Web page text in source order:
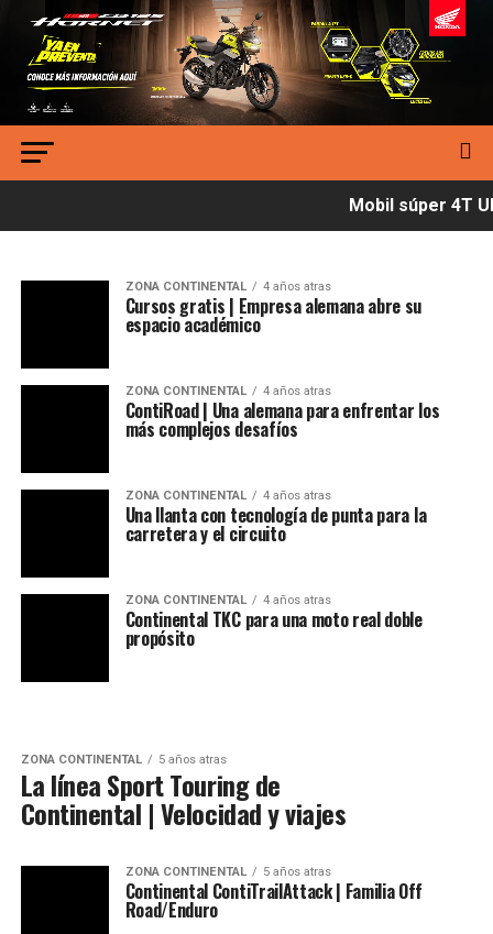
Mobil súper 4T
ZONA CONTINENTAL 4 años atras
Cursos gratis | Empresa alemana abre su
espacio académico
ZONA CONTINENTAL 4 años atras
ContiRoad | Una alemana para enfrentar los
más complejos desafíos
ZONA CONTINENTAL 4 años atras
Una llanta con tecnología de punta para la
carretera y el circuito
ZONA CONTINENTAL 4 años atras
Continental TKC para una moto real doble
propósito
ZONA CONTINENTAL 5 años atras
La línea Sport Touring de
Continental | Velocidad y viajes
ZONA CONTINENTAL 5 años atras
Continental ContiTrailAttack | Familia Off
Road/Enduro